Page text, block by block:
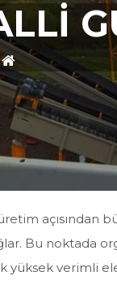
Bu
yüksek verimli